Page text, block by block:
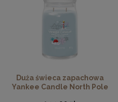
Duża świeca zapachowa
Yankee Candle North Pole